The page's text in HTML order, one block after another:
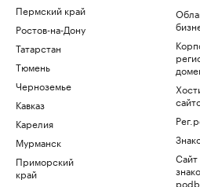
Пермский край
Ростов-на-Дону
Татарстан
Тюмень
Черноземье
Кавказ
Карелия
Мурманск
Приморский
край
Сайт